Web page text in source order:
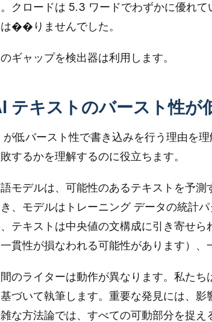
クロードは 5.3 ワードでわずかに優れ
��りませんでした。
ギャップを検出器は利用します。
テキストのバースト性が
が低バースト性で書き込みを行う理由を
するかを理解するのに役立ちます。
モデルは、可能性のあるテキストを予
き、モデルはトレーニング データの統計
テキストは中央値の文構成に引き寄せ
一貫性が損なわれる可能性があります）
間のライターは動作が異なります。私た
づいて執筆します。重要な発見には、影
な方法論では、すべての可動部分を捉